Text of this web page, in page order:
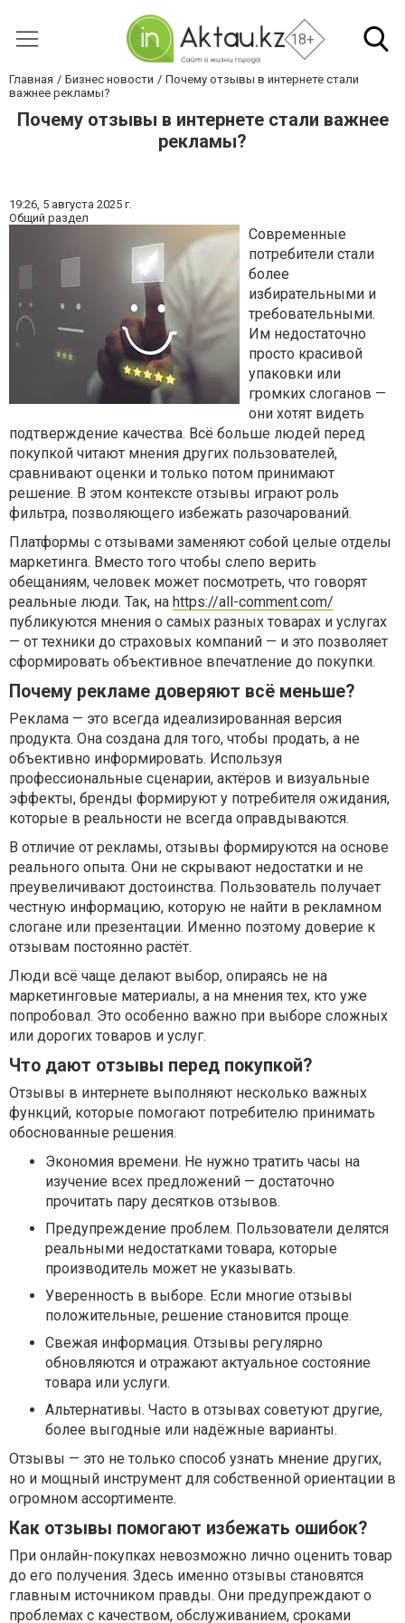
18+
Главная Бизнес новости
Почему отзывы в интернете стали
важнее рекламы?
Почему отзывы в интернете стали важнее
рекламы?
19:26, 5 августа 2025 г.
Общий раздел
Современные
потребители стали
более
избирательными и
требовательными.
Им недостаточно
просто красивой
упаковки или
громких слоганов —
они хотят видеть
подтверждение качества. Всё больше людей перед
покупкой читают мнения других пользователей,
сравнивают оценки и только потом принимают
решение. В этом контексте отзывы играют роль
фильтра, позволяющего избежать разочарований.
Платформы с отзывами заменяют собой целые отделы
маркетинга. Вместо того чтобы слепо верить
обещаниям, человек может посмотреть, что говорят
реальные люди. Так, на https://all-comment.com/
публикуются мнения о самых разных товарах и услугах
— от техники до страховых компаний — и это позволяет
сформировать объективное впечатление до покупки.
Почему рекламе доверяют всё меньше?
Реклама — это всегда идеализированная версия
продукта. Она создана для того, чтобы продать, а не
объективно информировать. Используя
профессиональные сценарии, актёров и визуальные
эффекты, бренды формируют у потребителя ожидания,
которые в реальности не всегда оправдываются.
В отличие от рекламы, отзывы формируются на основе
реального опыта. Они не скрывают недостатки и не
преувеличивают достоинства. Пользователь получает
честную информацию, которую не найти в рекламном
слогане или презентации. Именно поэтому доверие к
отзывам постоянно растёт.
Люди всё чаще делают выбор, опираясь не на
маркетинговые материалы, а на мнения тех, кто уже
попробовал. Это особенно важно при выборе сложных
или дорогих товаров и услуг.
Что дают отзывы перед покупкой?
Отзывы в интернете выполняют несколько важных
функций, которые помогают потребителю принимать
обоснованные решения.
Экономия времени. Не нужно тратить часы на
изучение всех предложений — достаточно
прочитать пару десятков отзывов.
Предупреждение проблем. Пользователи делятся
реальными недостатками товара, которые
производитель может не указывать.
Уверенность в выборе. Если многие отзывы
положительные, решение становится проще.
Свежая информация. Отзывы регулярно
обновляются и отражают актуальное состояние
товара или услуги.
Альтернативы. Часто в отзывах советуют другие,
более выгодные или надёжные варианты.
Отзывы — это не только способ узнать мнение других,
но и мощный инструмент для собственной ориентации в
огромном ассортименте.
Как отзывы помогают избежать ошибок?
При онлайн-покупках невозможно лично оценить товар
до его получения. Здесь именно отзывы становятся
главным источником правды. Они предупреждают о
проблемах с качеством, обслуживанием, сроками